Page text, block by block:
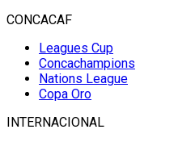
CONCACAF
Leagues Cup
Concachampions
Nations League
Copa Oro
INTERNACIONAL